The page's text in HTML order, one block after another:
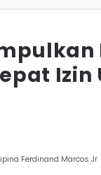
Izin
Ferdinand Marcos Jr.